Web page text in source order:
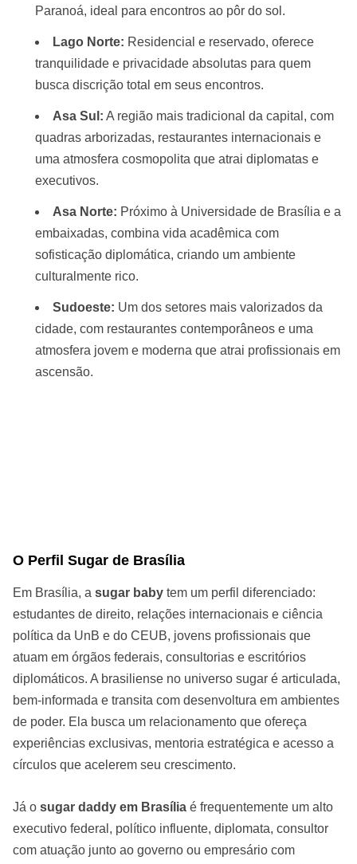
Paranoá, ideal para encontros ao pôr do sol.
Lago Norte: Residencial e reservado, oferece
tranquilidade e privacidade absolutas para quem
busca discrição total em seus encontros.
Asa Sul: A região mais tradicional da capital, com
quadras arborizadas, restaurantes internacionais e
uma atmosfera cosmopolita que atrai diplomatas e
executivos.
Asa Norte: Próximo à Universidade de Brasília e a
embaixadas, combina vida acadêmica com
sofisticação diplomática, criando um ambiente
culturalmente rico.
Sudoeste: Um dos setores mais valorizados da
cidade, com restaurantes contemporâneos e uma
atmosfera jovem e moderna que atrai profissionais em
ascensão.
O Perfil Sugar de Brasília
Em Brasília, a sugar baby tem um perfil diferenciado:
estudantes de direito, relações internacionais e ciência
política da UnB e do CEUB, jovens profissionais que
atuam em órgãos federais, consultorias e escritórios
diplomáticos. A brasiliense no universo sugar é articulada,
bem-informada e transita com desenvoltura em ambientes
de poder. Ela busca um relacionamento que ofereça
experiências exclusivas, mentoria estratégica e acesso a
círculos que acelerem seu crescimento.
Já o sugar daddy em Brasília é frequentemente um alto
executivo federal, político influente, diplomata, consultor
com atuação junto ao governo ou empresário com